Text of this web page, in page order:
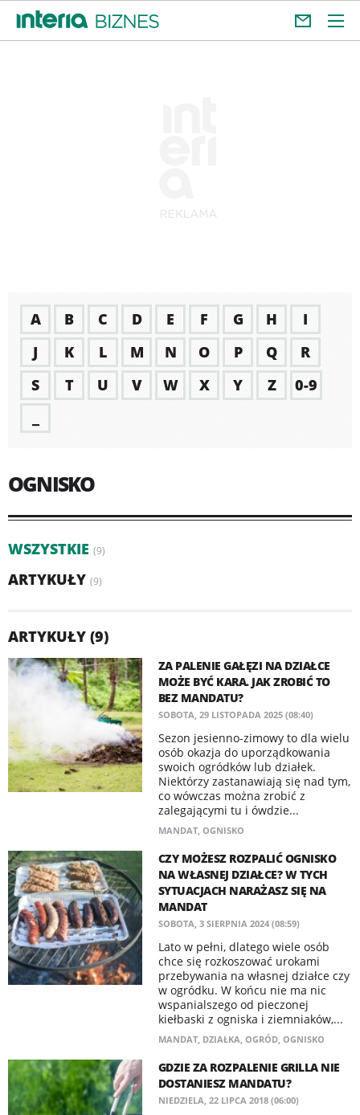
A B C D E F G H
I
J
K L M N O P Q
R
S
T U V W X Y Z
0-9
OGNISKO
WSZYSTKIE (9)
ARTYKUŁY (9)
ARTYKUŁY (9)
ZA PALENIE GAŁĘZI NA DZIAŁCE
MOŻE BYĆ KARA. JAK ZROBIĆ TO
BEZ MANDATU?
SOBOTA, 29 LISTOPADA 2025 (08:40)
Sezon jesienno-zimowy to dla wielu
osób okazja do uporządkowania
swoich ogródków lub działek.
Niektórzy zastanawiają się nad tym,
co wówczas można zrobić z
zalegającymi tu i ówdzie...
MANDAT, OGNISKO
CZY MOŻESZ ROZPALIĆ OGNISKO
NA WŁASNEJ DZIAŁCE? W TYCH
SYTUACJACH NARAŻASZ SIĘ NA
MANDAT
SOBOTA, 3 SIERPNIA 2024 (08:59)
Lato w pełni, dlatego wiele osób
chce się rozkoszować urokami
przebywania na własnej działce czy
w ogródku. W końcu nie ma nic
wspanialszego od pieczonej
kiełbaski z ogniska i ziemniaków,...
MANDAT, DZIAŁKA, OGRÓD, OGNISKO
GDZIE ZA ROZPALENIE GRILLA NIE
DOSTANIESZ MANDATU?
NIEDZIELA, 22 LIPCA 2018 (06:00)